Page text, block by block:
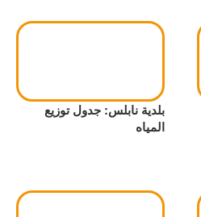
بلدية نابلس: جدول توزيع
المياه